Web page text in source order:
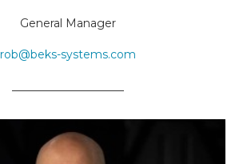
General Manager
rob@beks-systems.com